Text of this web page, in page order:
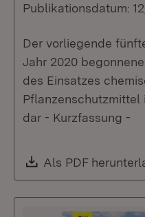
Publikationsdatum:
Der vorliegende
Jahr 2020
des Einsatzes
dar - Kurzfassung -
Download:
Als PDF